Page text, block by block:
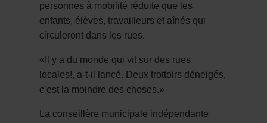
personnes à mobilité réduite que les
enfants, élèves, travailleurs et aînés qui
circuleront dans les rues.
«Il y a du monde qui vit sur des rues
locales!, a-t-il lancé. Deux trottoirs déneigés,
c’est la moindre des choses.»
La conseillère municipale indépendante